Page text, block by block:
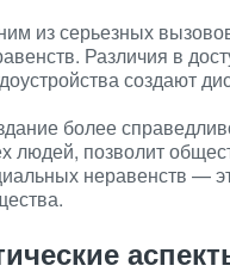
из серьезных
Различия в
создают
более
людей, позволит
неравенств —